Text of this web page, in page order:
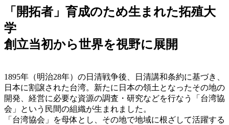
「開拓者」育成のため生まれた拓殖大
学
創立当初から世界を視野に展開
1895年（明治28年）の日清戦争後、日清講和条約に基づき、
日本に割譲された台湾。新たに日本の領土となったその地の
開発、経営に必要な資源の調査・研究などを行なう「台湾協
会」という民間の組織が生まれました。
「台湾協会」を母体とし、その地で地域に根ざして活躍する